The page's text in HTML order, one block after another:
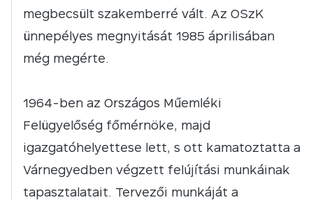
megbecsült szakemberré vált. Az OSzK
ünnepélyes megnyitását 1985 áprilisában
még megérte.
1964-ben az Országos Műemléki
Felügyelőség főmérnöke, majd
igazgatóhelyettese lett, s ott kamatoztatta a
Várnegyedben végzett felújítási munkáinak
tapasztalatait. Tervezői munkáját a